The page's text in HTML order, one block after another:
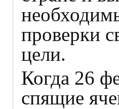
проверки
цели.
Когда 26
спящие